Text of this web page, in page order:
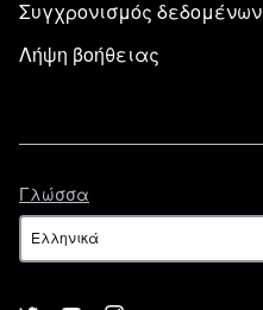
Συγχρονισμός δεδομένων
Λήψη βοήθειας
Γλώσσα